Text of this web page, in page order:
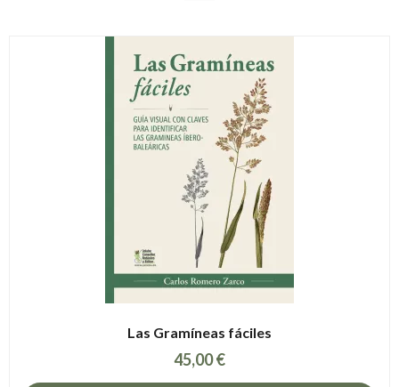
Las Gramíneas fáciles
45,00€